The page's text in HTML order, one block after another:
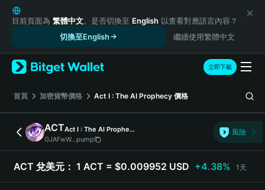
English
日本語
Русский
Español (Latinoamérica)
Türkçe
Italiano
Deutsch
简体中文
繁體中文
Português (Portugal)
目前頁面為 繁體中文。是否切換至 English 以查看對應語言內容？
切換至English
繼續使用繁體中文
立即下載
首頁 加密貨幣價格 Act I : The AI Prophecy 價格
ACT
Act I : The AI Prophecy
GJAFwW...pump
風險
ACT 兌美元： 1 ACT = $0.009952 USD +4.38% 1天